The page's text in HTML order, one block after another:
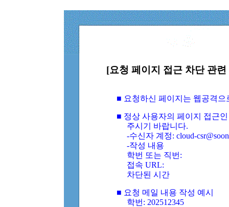
[요청 페이지 접근 차단 관
■ 요청하신 페이지는 웹공격
■ 정상 사용자의 페이지 접근
주시기 바랍니다.
-수신자 계정: cloud-
-작성 내용
학번 또는 직번:
접속 URL:
차단된 시간
■ 요청 메일 내용 작성 예시
학번: 202512345